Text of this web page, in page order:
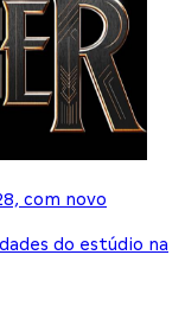
com novo
do estúdio na